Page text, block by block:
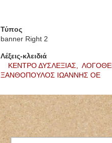
Τύπος
banner Right 2
Λέξεις-κλειδιά
ΚΕΝΤΡΟ ΔΥΣΛΕΞΙΑΣ,
ΞΑΝΘΟΠΟΥΛΟΣ ΙΩΑΝΝΗΣ ΟΕ